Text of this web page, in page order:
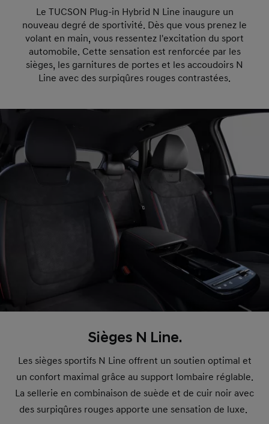
Le TUCSON Plug-in Hybrid N Line inaugure un
nouveau degré de sportivité. Dès que vous prenez le
volant en main, vous ressentez l'excitation du sport
automobile. Cette sensation est renforcée par les
sièges, les garnitures de portes et les accoudoirs N
Line avec des surpiqûres rouges contrastées.
Sièges N Line.
Les sièges sportifs N Line offrent un soutien optimal et
un confort maximal grâce au support lombaire réglable.
La sellerie en combinaison de suède et de cuir noir avec
des surpiqûres rouges apporte une sensation de luxe.